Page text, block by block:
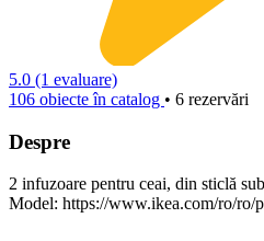
5.0 (1 evaluare)
106 obiecte în catalog • 6 rezervări
Despre
2 infuzoare pentru ceai, din sticlă
Model: https://www.ikea.com/ro/ro/